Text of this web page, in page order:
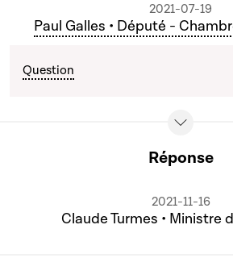
2021-07-19
Paul Galles • Député -
Question
Réponse
2021-11-16
Claude Turmes • Ministre